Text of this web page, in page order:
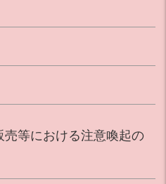
売等における注意喚起の